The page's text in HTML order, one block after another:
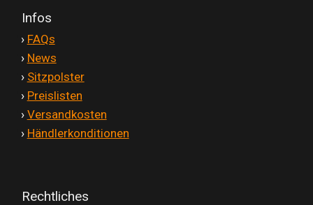
Infos
› FAQs
› News
› Sitzpolster
› Preislisten
› Versandkosten
› Händlerkonditionen
Rechtliches